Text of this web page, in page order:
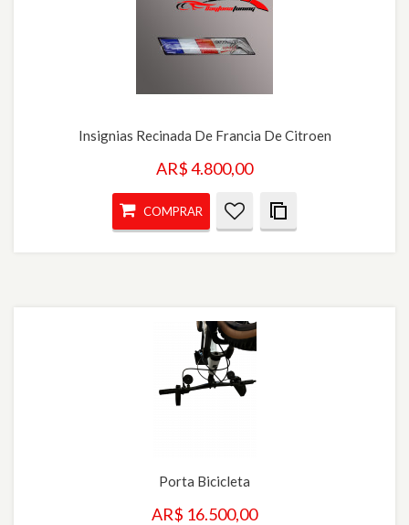
Insignias Recinada De Francia De Citroen
AR$ 4.800,00
COMPRAR
Porta Bicicleta
AR$ 16.500,00